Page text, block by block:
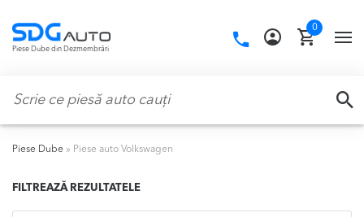
navigation
content
Piese Dube din Dezmembrări
Call
0
Piese Dube » Piese auto Volkswagen
FILTREAZĂ REZULTATELE